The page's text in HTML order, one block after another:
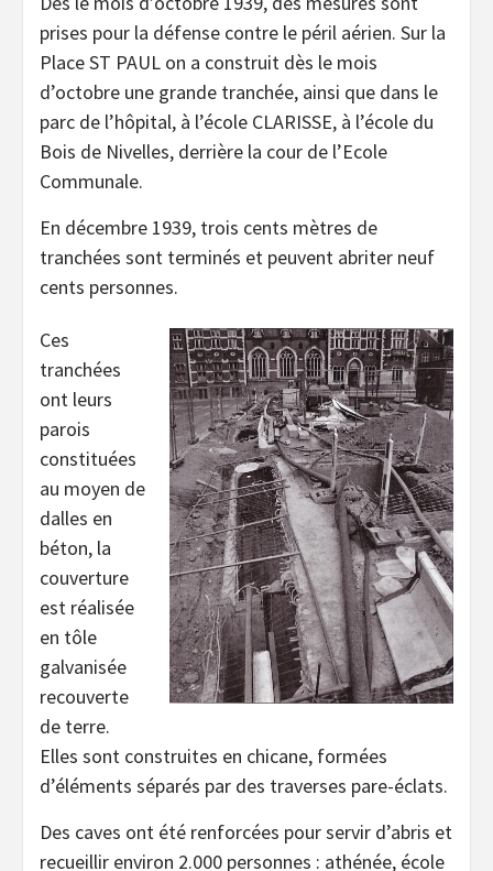
prises pour la défense contre le péril aérien. Sur la
Place ST PAUL on a construit dès le mois
d’octobre une grande tranchée, ainsi que dans le
parc de l’hôpital, à l’école CLARISSE, à l’école du
Bois de Nivelles, derrière la cour de l’Ecole
Communale.
En décembre 1939, trois cents mètres de
tranchées sont terminés et peuvent abriter neuf
cents personnes.
Ces
tranchées
ont leurs
parois
constituées
au moyen de
dalles en
béton, la
couverture
est réalisée
en tôle
galvanisée
recouverte
de terre.
Elles sont construites en chicane, formées
d’éléments séparés par des traverses pare-éclats.
Des caves ont été renforcées pour servir d’abris et
recueillir environ 2.000 personnes : athénée, école